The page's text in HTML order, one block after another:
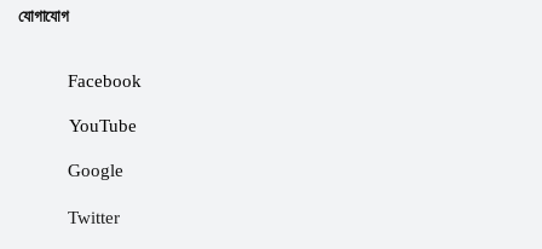
যোগাযোগ
Facebook
YouTube
Google
Twitter